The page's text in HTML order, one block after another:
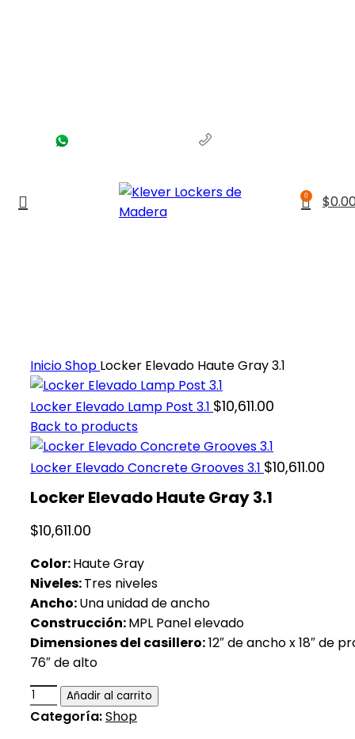
0 $
InicioShop Locker Elevado Haute Gray 3.1
Locker Elevado Lamp Post 3.1 $10,611.00
Back to products
Locker Elevado Concrete Grooves 3.1 $10,611.00
Locker Elevado Haute Gray 3.1
$10,611.00
Color:Haute Gray
Niveles:Tres niveles
Ancho:Una unidad de ancho
Construcción:MPL Panel elevado
Dimensiones del casillero:12″ de ancho x 18″ de
76″ de alto
Añadir al carrito
Categoría:Shop